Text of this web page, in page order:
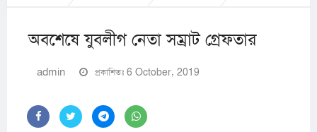
অবশেষে যুবলীগ নেতা সম্রাট গ্রেফতার
admin প্রকাশিতঃ 6 October, 2019